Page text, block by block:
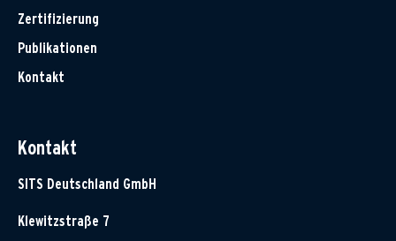
Zertifizierung
Publikationen
Kontakt
Kontakt
SITS Deutschland GmbH
Klewitzstraße 7